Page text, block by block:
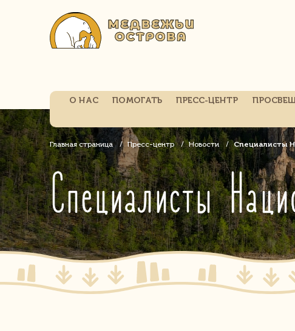
О НАС ПОМОГАТЬ ПРЕСС-ЦЕНТР
Главная страница Пресс-центр Новости Специалисты